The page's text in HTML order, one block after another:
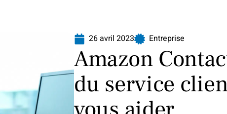
26 avril 2023 Entreprise
Amazon
du service